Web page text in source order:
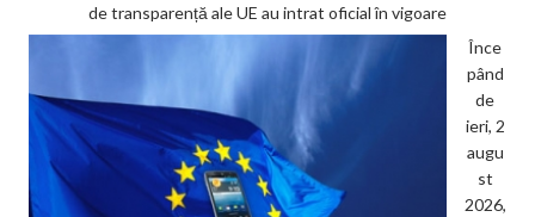
de transparență ale UE au intrat oficial în vigoare
Înce
pând
de
ieri, 2
augu
st
2026,